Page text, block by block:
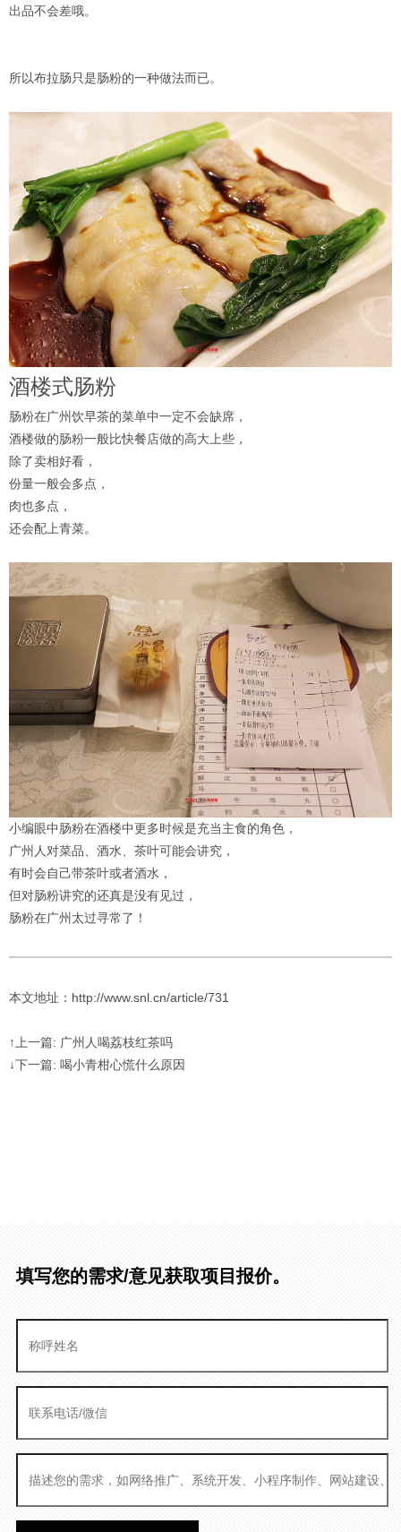
出品不会差哦。
所以布拉肠只是肠粉的一种做法而已。
酒楼式肠粉
肠粉在广州饮早茶的菜单中一定不会缺席，
酒楼做的肠粉一般比快餐店做的高大上些，
除了卖相好看，
份量一般会多点，
肉也多点，
还会配上青菜。
小编眼中肠粉在酒楼中更多时候是充当主食的角色，
广州人对菜品、酒水、茶叶可能会讲究，
有时会自己带茶叶或者酒水，
但对肠粉讲究的还真是没有见过，
肠粉在广州太过寻常了！
本文地址：http://www.snl.cn/article/731
↑上一篇: 广州人喝荔枝红茶吗
↓下一篇: 喝小青柑心慌什么原因
填写您的需求/意见获取项目报价。